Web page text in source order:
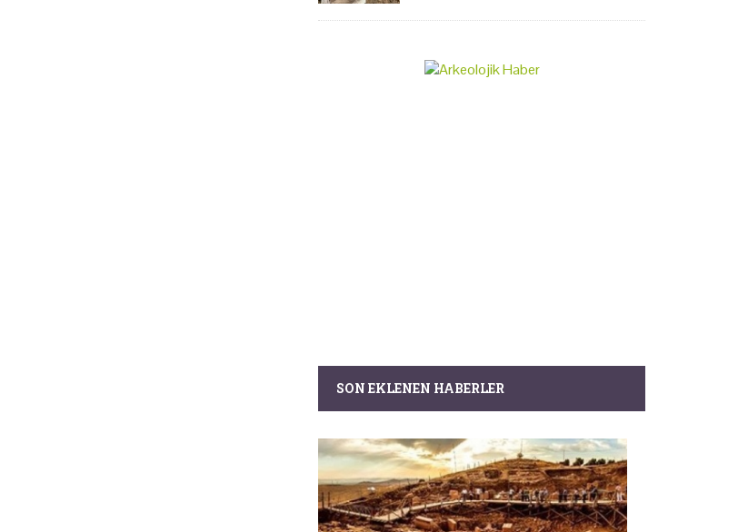
SON EKLENEN HABERLER